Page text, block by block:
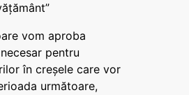
vom aproba
pentru
în creșele care vor
următoare,